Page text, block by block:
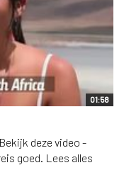
01:58
deze video -
goed. Lees alles